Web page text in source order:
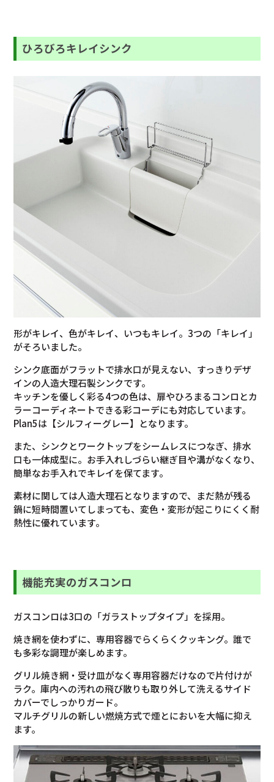
ひろびろキレイシンク
形がキレイ、色がキレイ、いつもキレイ。3つの「キレイ」
がそろいました。
シンク底面がフラットで排水口が見えない、すっきりデザ
インの人造大理石製シンクです。
キッチンを優しく彩る4つの色は、扉やひろまるコンロとカ
ラーコーディネートできる彩コーデにも対応しています。
Plan5は【シルフィーグレー】となります。
また、シンクとワークトップをシームレスにつなぎ、排水
口も一体成型に。お手入れしづらい継ぎ目や溝がなくなり、
簡単なお手入れでキレイを保てます。
素材に関しては人造大理石となりますので、まだ熱が残る
鍋に短時間置いてしまっても、変色・変形が起こりにくく耐
熱性に優れています。
機能充実のガスコンロ
ガスコンロは3口の「ガラストップタイプ」を採用。
焼き網を使わずに、専用容器でらくらくクッキング。誰で
も多彩な調理が楽しめます。
グリル焼き網・受け皿がなく専用容器だけなので片付けが
ラク。庫内への汚れの飛び散りも取り外して洗えるサイド
カバーでしっかりガード。
マルチグリルの新しい燃焼方式で煙とにおいを大幅に抑え
ます。